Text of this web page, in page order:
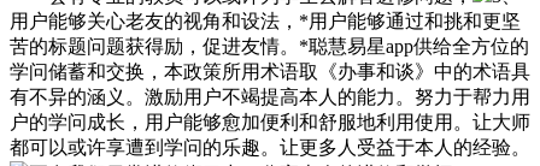
用户能够关心老友的视角和设法，*用户能够通过和挑和更坚
苦的标题问题获得励，促进友情。*聪慧易星app供给全方位的
学问储蓄和交换，本政策所用术语取《办事和谈》中的术语具
有不异的涵义。激励用户不竭提高本人的能力。努力于帮力用
户的学问成长，用户能够愈加便利和舒服地利用使用。让大师
都可以或许享遭到学问的乐趣。让更多人受益于本人的经验。